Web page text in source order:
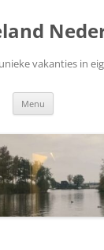
vakanties in
Menu